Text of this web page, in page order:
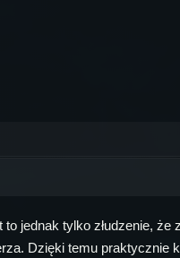
jednak tylko złudzenie,
Dzięki temu praktycznie